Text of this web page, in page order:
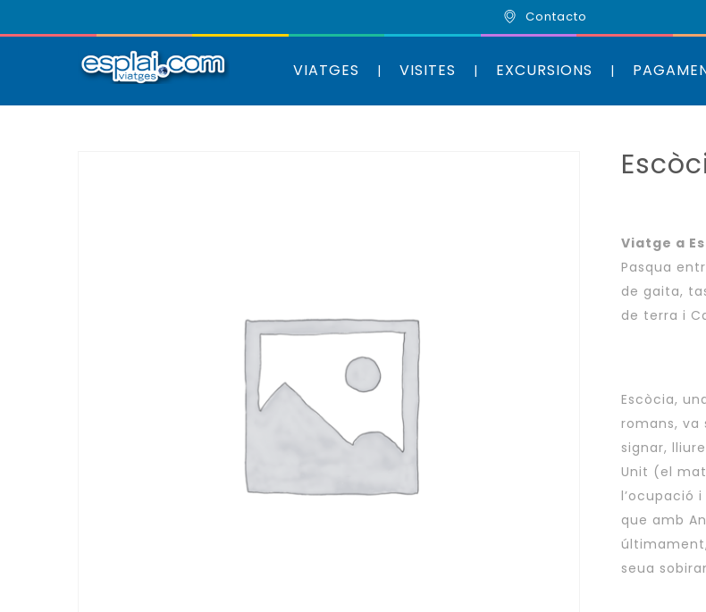
Contacto
VIATGES VISITES EXCURSIONS
Viatge a
Pasqua
de gaita,
de terra i
Escòcia,
romans, va
signar,
Unit (el
l’ocupació
que amb
seua